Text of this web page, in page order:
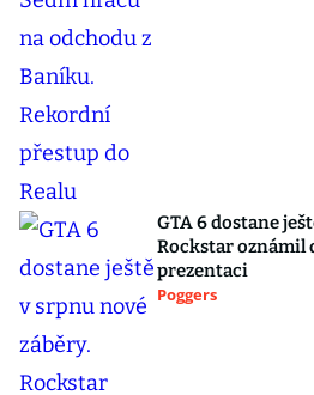
GTA 6 dostane
Rockstar oznámil
prezentaci
Poggers